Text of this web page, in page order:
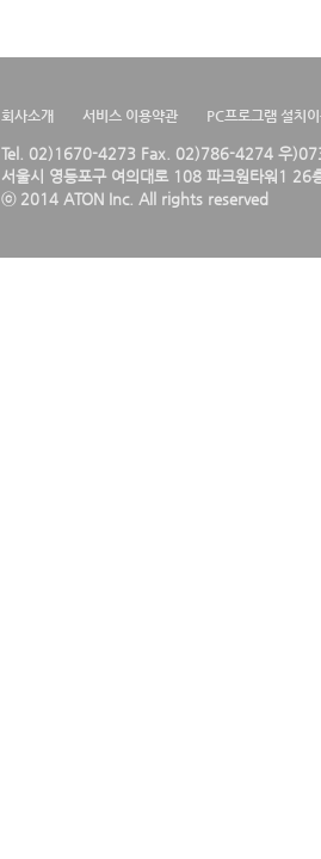
회사소개 서비스 이용약관 PC프로그램 설치
Tel. 02)1670-4273 Fax. 02)786-4274 우
서울시 영등포구 여의대로 108 파크원타워1 26
ⓒ 2014 ATON Inc. All rights reserved